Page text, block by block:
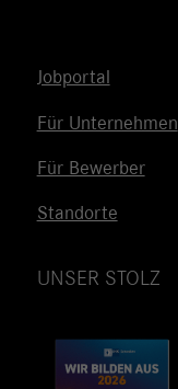
Jobportal
Für Unternehmen
Für Bewerber
Standorte
UNSER STOLZ